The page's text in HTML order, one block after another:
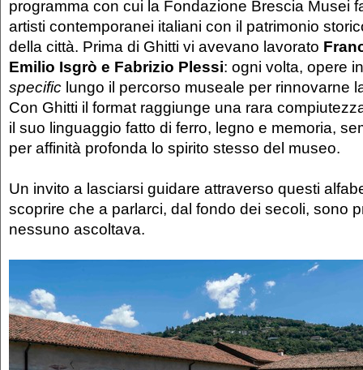
programma con cui la Fondazione Brescia Musei
artisti contemporanei italiani con il patrimonio
della città. Prima di Ghitti vi avevano lavorato
Emilio Isgrò e Fabrizio Plessi: ogni volta, opere
specific lungo il percorso museale per rinnovarne
Con Ghitti il format raggiunge una rara
il suo linguaggio fatto di ferro, legno e memoria,
per affinità profonda lo spirito stesso del museo.
Un invito a lasciarsi guidare attraverso questi
scoprire che a parlarci, dal fondo dei secoli, sono
nessuno ascoltava.